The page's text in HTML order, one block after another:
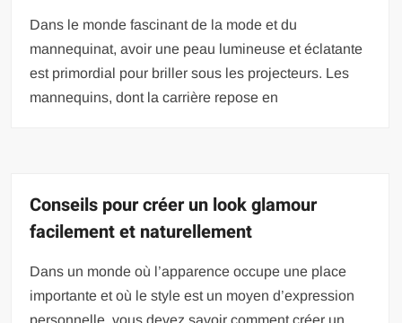
Dans le monde fascinant de la mode et du
mannequinat, avoir une peau lumineuse et éclatante
est primordial pour briller sous les projecteurs. Les
mannequins, dont la carrière repose en
Conseils pour créer un look glamour
facilement et naturellement
Dans un monde où l’apparence occupe une place
importante et où le style est un moyen d’expression